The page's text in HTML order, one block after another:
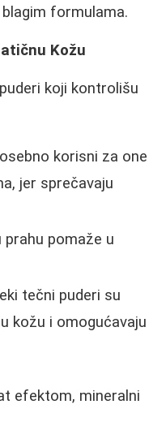
formulama.
Kožu
koji kontrolišu
korisni za one
jer sprečavaju
prahu pomaže u
tečni puderi su
kožu i omogućavaju
efektom, mineralni